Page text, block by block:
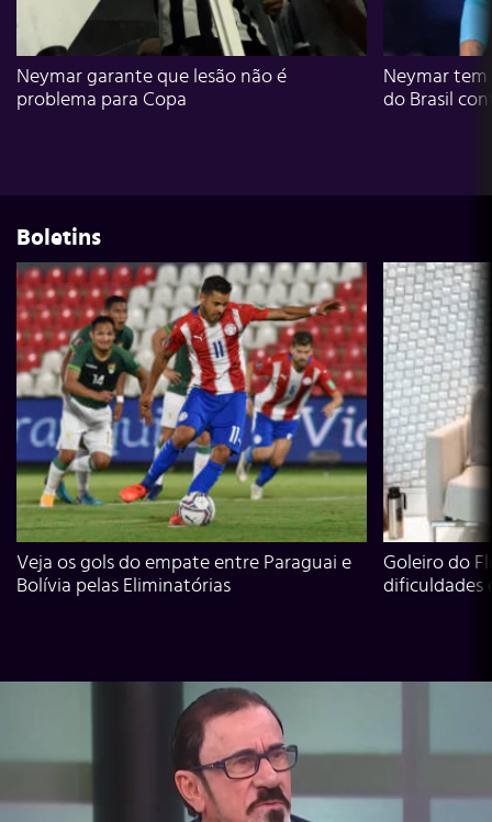
Neymar garante que lesão não é
problema para Copa
Neymar
do Brasil
Boletins
Veja os gols do empate entre Paraguai e
Bolívia pelas Eliminatórias
Goleiro do
dificuldades